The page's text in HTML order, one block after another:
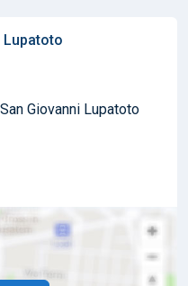
Lupatoto
Giovanni Lupatoto